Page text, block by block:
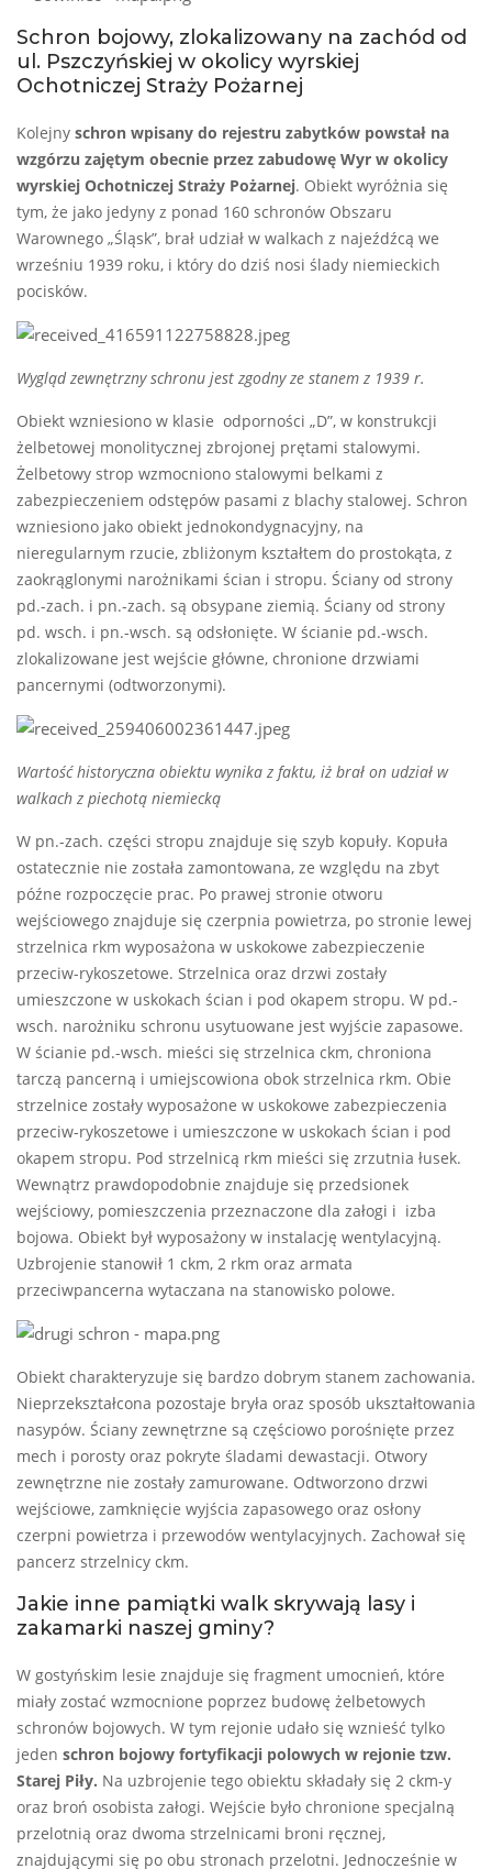
Schron bojowy, zlokalizowany na zachód od
ul. Pszczyńskiej w okolicy wyrskiej
Ochotniczej Straży Pożarnej
Kolejny schron wpisany do rejestru zabytków powstał na
wzgórzu zajętym obecnie przez zabudowę Wyr w okolicy
wyrskiej Ochotniczej Straży Pożarnej. Obiekt wyróżnia się
tym, że jako jedyny z ponad 160 schronów Obszaru
Warownego „Śląsk”, brał udział w walkach z najeźdźcą we
wrześniu 1939 roku, i który do dziś nosi ślady niemieckich
pocisków.
Wygląd zewnętrzny schronu jest zgodny ze stanem z 1939 r.
Obiekt wzniesiono w klasie odporności „D”, w konstrukcji
żelbetowej monolitycznej zbrojonej prętami stalowymi.
Żelbetowy strop wzmocniono stalowymi belkami z
zabezpieczeniem odstępów pasami z blachy stalowej. Schron
wzniesiono jako obiekt jednokondygnacyjny, na
nieregularnym rzucie, zbliżonym kształtem do prostokąta, z
zaokrąglonymi narożnikami ścian i stropu. Ściany od strony
pd.-zach. i pn.-zach. są obsypane ziemią. Ściany od strony
pd.­ wsch. i pn.-wsch. są odsłonięte. W ścianie pd.-wsch.
zlokalizowane jest wejście główne, chronione drzwiami
pancernymi (odtworzonymi).
Wartość historyczna obiektu wynika z faktu, iż brał on udział w
walkach z piechotą niemiecką
W pn.-zach. części stropu znajduje się szyb kopuły. Kopuła
ostatecznie nie została zamontowana, ze względu na zbyt
późne rozpoczęcie prac. Po prawej stronie otworu
wejściowego znajduje się czerpnia powietrza, po stronie lewej
strzelnica rkm wyposażona w uskokowe zabezpieczenie
przeciw-rykoszetowe. Strzelnica oraz drzwi zostały
umieszczone w uskokach ścian i pod okapem stropu. W pd.-
wsch. narożniku schronu usytuowane jest wyjście zapasowe.
W ścianie pd.-wsch. mieści się strzelnica ckm, chroniona
tarczą pancerną i umiejscowiona obok strzelnica rkm. Obie
strzelnice zostały wyposażone w uskokowe zabezpieczenia
przeciw-rykoszetowe i umieszczone w uskokach ścian i pod
okapem stropu. Pod strzelnicą rkm mieści się zrzutnia łusek.
Wewnątrz prawdopodobnie znajduje się przedsionek
wejściowy, pomieszczenia przeznaczone dla załogi i izba
bojowa. Obiekt był wyposażony w instalację wentylacyjną.
Uzbrojenie stanowił 1 ckm, 2 rkm oraz armata
przeciwpancerna wytaczana na stanowisko polowe.
Obiekt charakteryzuje się bardzo dobrym stanem zachowania.
Nieprzekształcona pozostaje bryła oraz sposób ukształtowania
nasypów. Ściany zewnętrzne są częściowo porośnięte przez
mech i porosty oraz pokryte śladami dewastacji. Otwory
zewnętrzne nie zostały zamurowane. Odtworzono drzwi
wejściowe, zamknięcie wyjścia zapasowego oraz osłony
czerpni powietrza i przewodów wentylacyjnych. Zachował się
pancerz strzelnicy ckm.
Jakie inne pamiątki walk skrywają lasy i
zakamarki naszej gminy?
W gostyńskim lesie znajduje się fragment umocnień, które
miały zostać wzmocnione poprzez budowę żelbetowych
schronów bojowych. W tym rejonie udało się wznieść tylko
jeden schron bojowy fortyfikacji polowych w rejonie tzw.
Starej Piły. Na uzbrojenie tego obiektu składały się 2 ckm-y
oraz broń osobista załogi. Wejście było chronione specjalną
przelotnią oraz dwoma strzelnicami broni ręcznej,
znajdującymi się po obu stronach przelotni. Jednocześnie w